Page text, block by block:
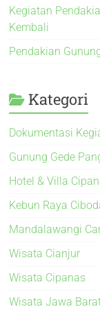
Kegiatan
Kembali
Pendakian
Kategori
Dokumentasi
Gunung Gede
Hotel & Villa
Kebun Raya
Mandalawangi
Wisata Cianjur
Wisata Cipanas
Wisata Jawa